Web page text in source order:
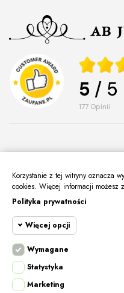
5 / 5
177 opinii
O Nas
Informacje
Moje Konto
Kontakt
Korzystanie z tej witryny oznacza
cookies. Więcej informacji możesz
Polityka prywatności
Więcej opcji
Wymagane
Pliki
Cookie
Wymagane
Statystyka
Marketing